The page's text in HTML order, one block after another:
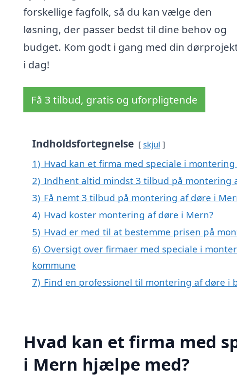
forskellige fagfolk, så du kan vælge den
løsning, der passer bedst til dine behov og
budget. Kom godt i gang med din
i dag!
Få 3 tilbud, gratis og uforpligtende
Indholdsfortegnelse skjul
1) Hvad kan et firma med speciale i
2) Indhent altid mindst 3 tilbud på montering
3) Få nemt 3 tilbud på montering af døre i
4) Hvad koster montering af døre i Mern?
5) Hvad er med til at bestemme prisen på
6) Oversigt over firmaer med speciale i
kommune
7) Find en professionel til montering af døre i
Hvad kan et firma med
i Mern hjælpe med?